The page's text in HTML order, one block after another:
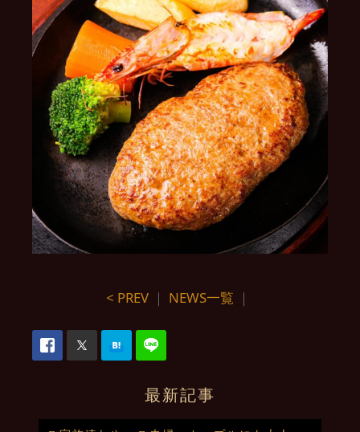
< PREV ｜ NEWS一覧 ｜
最新記事